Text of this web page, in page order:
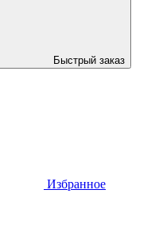
Быстрый заказ
Избранное